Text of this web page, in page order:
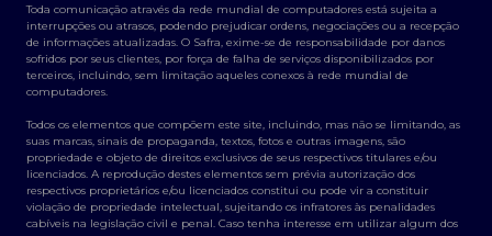
Toda comunicação através da rede mundial de computadores está sujeita a
interrupções ou atrasos, podendo prejudicar ordens, negociações ou a recepção
de informações atualizadas. O Safra, exime-se de responsabilidade por danos
sofridos por seus clientes, por força de falha de serviços disponibilizados por
terceiros, incluindo, sem limitação aqueles conexos à rede mundial de
computadores.
Todos os elementos que compõem este site, incluindo, mas não se limitando, as
suas marcas, sinais de propaganda, textos, fotos e outras imagens, são
propriedade e objeto de direitos exclusivos de seus respectivos titulares e/ou
licenciados. A reprodução destes elementos sem prévia autorização dos
respectivos proprietários e/ou licenciados constitui ou pode vir a constituir
violação de propriedade intelectual, sujeitando os infratores às penalidades
cabíveis na legislação civil e penal. Caso tenha interesse em utilizar algum dos